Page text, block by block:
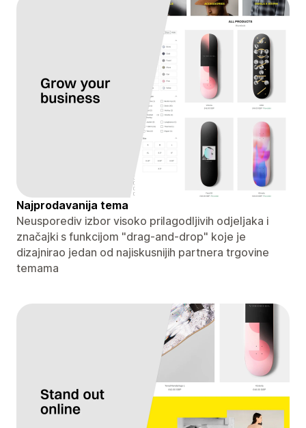
Najprodavanija tema
Neusporediv izbor visoko prilagodljivih odjeljaka i
značajki s funkcijom "drag-and-drop" koje je
dizajnirao jedan od najiskusnijih partnera trgovine
temama